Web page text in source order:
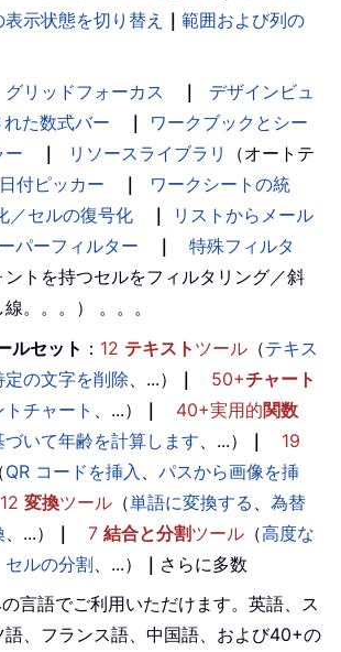
示状態を切り替え ｜ 範囲および列の
グリッドフォーカス ｜
デザインビュ
た数式バー ｜
ワークブックとシー
ー
｜ リソースライブラリ
（オートテ
日付ピッカー ｜
ワークシートの統
／セルの復号化 ｜
リストからメール
パーフィルター ｜
特殊フィルタ
ントを持つセルをフィルタリング／斜
。。。） 。。。
ルセット ： 12 テキスト ツール （テキス
定の文字を削除 、...） ｜ 50+チャート
トチャート 、...） ｜ 40+実用的関数
いて年齢を計算します 、...） ｜
19
（QR コードを挿入
パスから画像を挿
12 変換ツール （単語に変換する
為替
、...） ｜ 7 結合と分割ツール （高度な
セルの分割 、...） ｜ さらに多数
言語でご利用いただけます。英語、ス
、フランス語、中国語、および40+の